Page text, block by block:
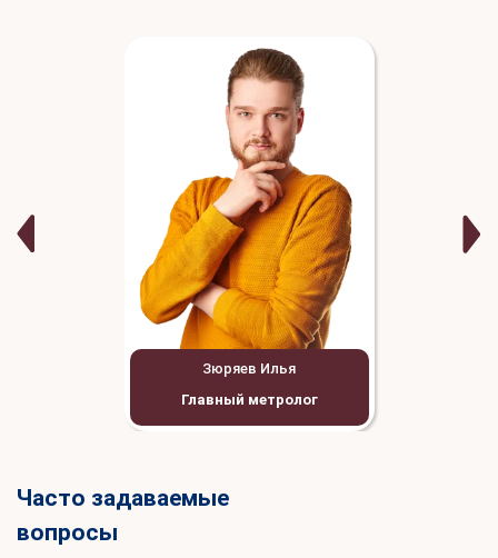
Зюряев Илья
Главный метролог
Часто задаваемые
вопросы